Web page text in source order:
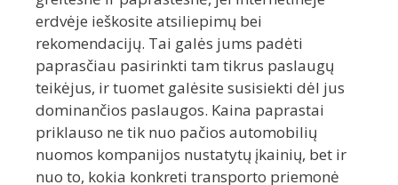
erdvėje ieškosite atsiliepimų bei
rekomendacijų. Tai galės jums padėti
paprasčiau pasirinkti tam tikrus paslaugų
teikėjus, ir tuomet galėsite susisiekti dėl jus
dominančios paslaugos. Kaina paprastai
priklauso ne tik nuo pačios automobilių
nuomos kompanijos nustatytų įkainių, bet ir
nuo to, kokia konkreti transporto priemonė